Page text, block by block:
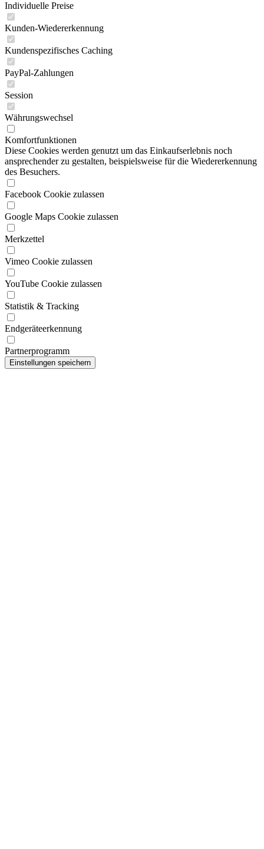
Individuelle Preise
Kunden-Wiedererkennung
Kundenspezifisches Caching
PayPal-Zahlungen
Session
Währungswechsel
Komfortfunktionen
Diese Cookies werden genutzt um das Einkaufserlebnis noch
ansprechender zu gestalten, beispielsweise für die Wiedererkennung
des Besuchers.
Facebook Cookie zulassen
Google Maps Cookie zulassen
Merkzettel
Vimeo Cookie zulassen
YouTube Cookie zulassen
Statistik & Tracking
Endgeräteerkennung
Partnerprogramm